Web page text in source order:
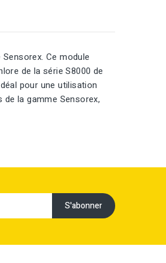
Ce module
de la série S8000 de
pour une utilisation
la gamme Sensorex,